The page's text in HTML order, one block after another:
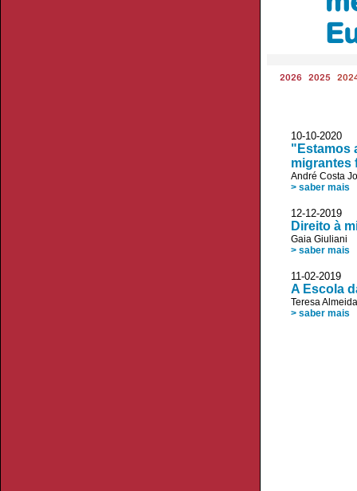
2026 2025
10-10-
"Estamos
migrantes
André Costa
> saber mais
12-12-2019
Direito à
Gaia Giuliani
> saber mais
11-02-
A Escola
Teresa
> saber mais